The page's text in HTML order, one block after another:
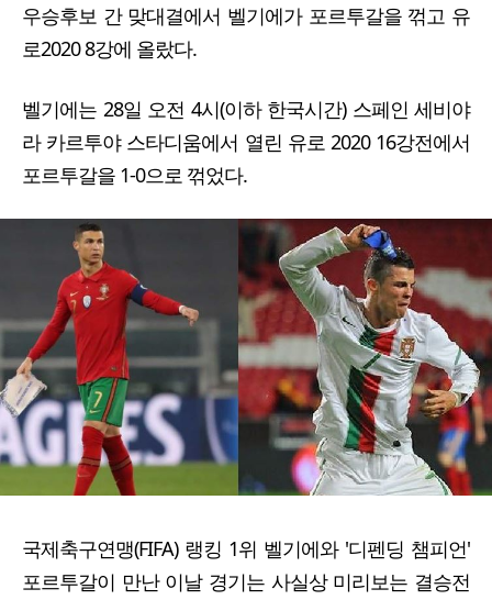
우승후보 간 맞대결에서 벨기에가 포르투갈을 꺾고 유
로2020 8강에 올랐다.
벨기에는 28일 오전 4시(이하 한국시간) 스페인 세비야
라 카르투야 스타디움에서 열린 유로 2020 16강전에서
포르투갈을 1-0으로 꺾었다.
국제축구연맹(FIFA) 랭킹 1위 벨기에와 '디펜딩 챔피언'
포르투갈이 만난 이날 경기는 사실상 미리보는 결승전